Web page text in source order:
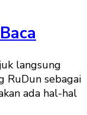
langsung
RuDun sebagai
ada hal-hal